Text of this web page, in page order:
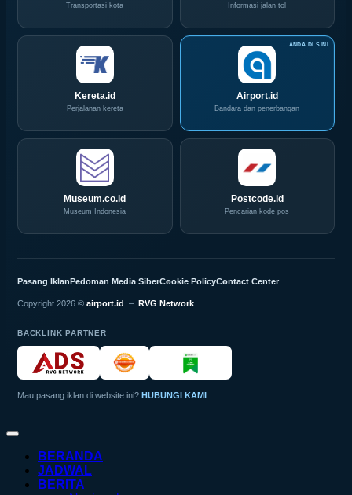
Transportasi kota Informasi jalan tol
Kereta.id
Perjalanan kereta
Airport.id
Bandara dan penerbangan
Museum.co.id
Museum Indonesia
Postcode.id
Pencarian kode pos
Pasang IklanPedoman Media SiberCookie PolicyContact Center
Copyright 2026 © airport.id – RVG Network
BACKLINK PARTNER
Mau pasang iklan di website ini? HUBUNGI KAMI
BERANDA
JADWAL
BERITA